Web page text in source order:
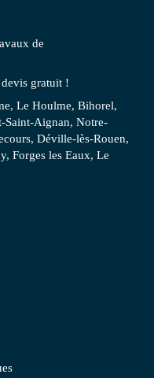
de
gratuit !
Le Houlme, Bihorel,
Saint-Aignan, Notre-
Déville-lès-Rouen,
Forges les Eaux, Le